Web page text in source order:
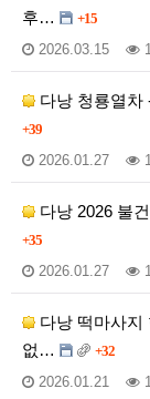
후…
+15
2026.03.15
다낭 청룡열
+39
2026.01.27
다낭 2026 불
+35
2026.01.27
다낭 떡마사지
없…
+32
2026.01.21